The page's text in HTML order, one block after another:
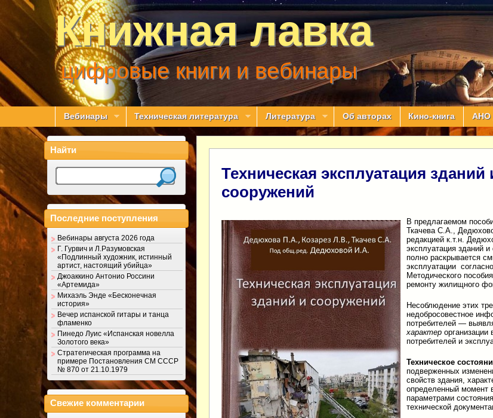
Книжная лавка
цифровые книги и вебинары
Вебинары Техническая литература Литература Об авторах Кино-книга АНО
Техническая эксплуатация зданий
сооружений
В предлагаемом
Ткачева С.А.,
редакцией к.т.н.
эксплуатация зданий
полно раскрывается
эксплуатации
Методического
ремонту жилищного
Несоблюдение этих
недобросовестное
потребителей —
характер организации
потребителей и
Техническое
подверженных
свойств здания,
определенный момент
параметрами
технической
Найти
Последние поступления
Вебинары августа 2026 года
Г. Гурвич и Л.Разумовская
«Подлинный художник, истинный
артист, настоящий убийца»
Джоаккино Антонио Россини
«Артемида»
Михаэль Энде «Бесконечная
история»
Вечер испанской гитары и танца
фламенко
Пинедо Луис «Испанская новелла
Золотого века»
Стратегическая программа на
примере Постановления СМ СССР
№ 870 от 21.10.1979
Свежие комментарии